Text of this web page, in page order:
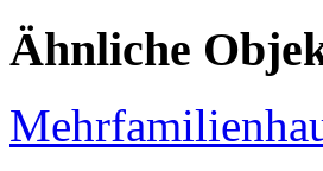
Ähnliche